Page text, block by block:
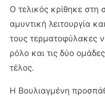
Ο τελικός κρίθηκε
αμυντική λειτουργία
τους τερματοφύλακες
ρόλο και τις δύο
τέλος.
Η Βουλιαγμένη